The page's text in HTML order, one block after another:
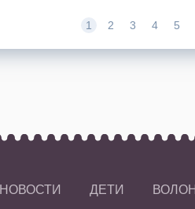
1 2 3 4 5
НОВОСТИ ДЕТИ